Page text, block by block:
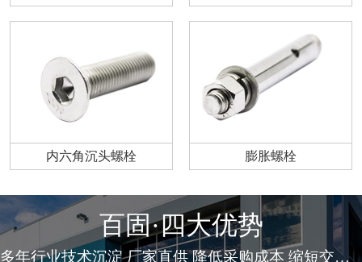
内六角沉头螺栓 膨胀螺栓
百固·四大优势
多年行业技术沉淀 厂家直供 降低采购成本 缩短交货周期